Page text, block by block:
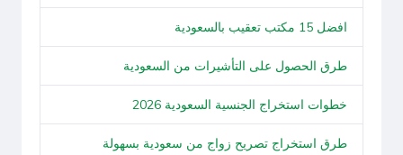
افضل 15 مكتب تعقيب بالسعودية
طرق الحصول على التأشيرات من السعودية
خطوات استخراج الجنسية السعودية 2026
طرق استخراج تصريح زواج من سعودية بسهولة